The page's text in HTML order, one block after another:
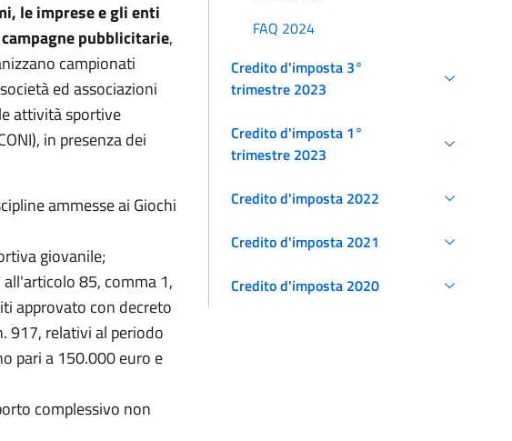
le imprese e gli enti
pubblicitarie,
campionati
ed associazioni
attività sportive
in presenza dei
ammesse ai Giochi
giovanile;
85, comma 1,
approvato con decreto
917, relativi al periodo
pari a 150.000 euro e
complessivo non
FAQ 2024
Credito d'imposta 3°
trimestre 2023
Credito d'imposta 1°
trimestre 2023
Credito d'imposta 2022
Credito d'imposta 2021
Credito d'imposta 2020